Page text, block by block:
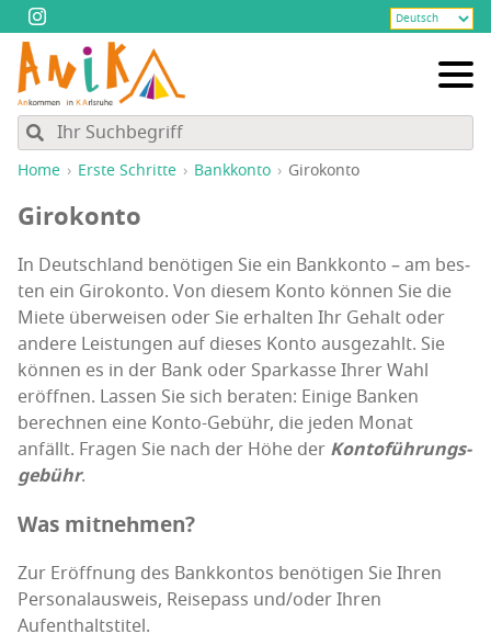
Home Ers­te Schritte Bank­kon­to Giro­kon­to
Giro­kon­to
In Deutsch­land benö­ti­gen Sie ein Bank­kon­to – am bes­
ten ein Giro­kon­to. Von die­sem Kon­to kön­nen Sie die
Mie­te über­wei­sen oder Sie erhal­ten Ihr Gehalt oder
ande­re Leis­tun­gen auf die­ses Kon­to aus­ge­zahlt. Sie
kön­nen es in der Bank oder Spar­kas­se Ihrer Wahl
eröff­nen. Las­sen Sie sich bera­ten: Eini­ge Ban­ken
berech­nen eine Kon­to-Gebühr, die jeden Monat
anfällt. Fra­gen Sie nach der Höhe der Kon­to­füh­rungs­
ge­bühr.
Was mit­neh­men?
Zur Eröff­nung des Bank­kon­tos benö­ti­gen Sie Ihren
Per­so­nal­aus­weis, Rei­se­pass und/oder Ihren
Aufenthaltstitel.